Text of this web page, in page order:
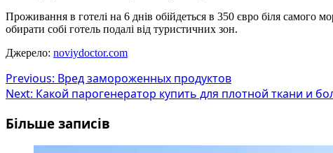
Проживання в готелі на 6 днів обійдеться в 350 євро біля самого
обирати собі готель подалі від туристичних зон.
Джерело: noviydoctor.com
Post
navigation
Previous: Вред замороженных продуктов
Next: Какой парогенератор купить для плотной ткани и
Більше записів